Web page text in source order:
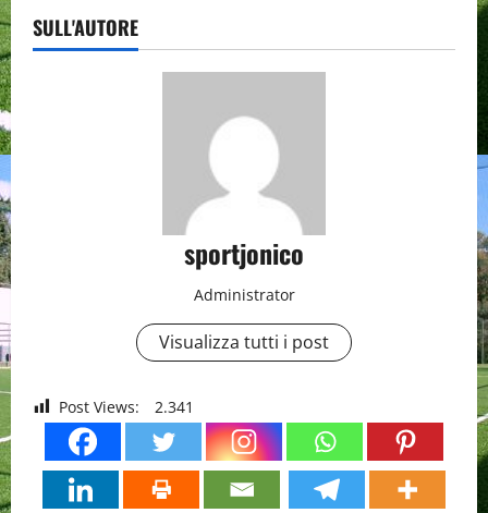
SULL'AUTORE
sportjonico
Administrator
Visualizza tutti i post
Post Views: 2.341